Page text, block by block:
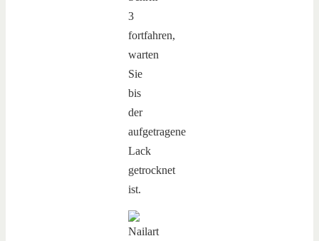
3
fortfahren,
warten
Sie
bis
der
aufgetragene
Lack
getrocknet
ist.